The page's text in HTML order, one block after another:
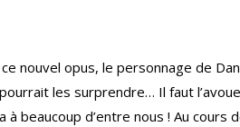
nouvel opus, le personnage de
les surprendre… Il faut
beaucoup d’entre nous ! Au cours